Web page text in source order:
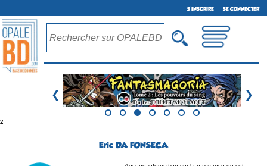
S'INSCRIRE SE CONNECTER
❮ ❯
²
Eric DA FONSECA